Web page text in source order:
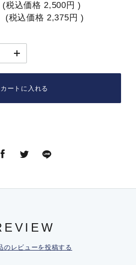
(税込価格2,500円 )
(税込価格2,375円 )
カートに入れる
のレビューを投稿する